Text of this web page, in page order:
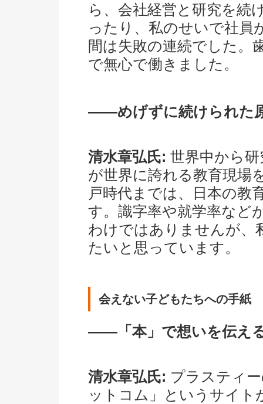
ら、会社経営と研究を続
ったり、私のせいで社員
間は失敗の連続でした。
で無心で働きました。
――めげずに続けられた
清水章弘氏: 世界中から
が世界に誇れる教育現場
戸時代までは、日本の教
す。識字率や就学率など
わけではありませんが、
たいと思っています。
会えない子どもたちへの手紙
――「本」で想いを伝え
清水章弘氏: プラスティ
ットコム」というサイト